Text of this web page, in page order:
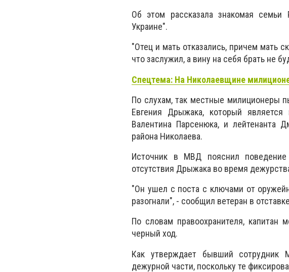
Об этом рассказала знакомая
Украине".
"Отец и мать отказались, причем мать
что заслужил, а вину на себя брать не
Спецтема: На Николаевщине
По слухам, так местные милиционеры
Евгения Дрыжака, который
Валентина Парсенюка, и лейтенанта
района Николаева.
Источник в МВД пояснил
отсутствия Дрыжака во время
"Он ушел с поста с ключами от
разогнали", - сообщил ветеран в
По словам правоохранителя,
черный ход.
Как утверждает бывший сотрудник
дежурной части, поскольку те